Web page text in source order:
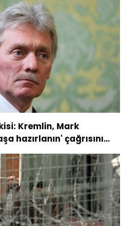
Kremlin, Mark
hazırlanın' çağrısını